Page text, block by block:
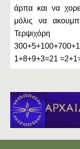
άρπα και να
μόλις να
1+8+9+3=21